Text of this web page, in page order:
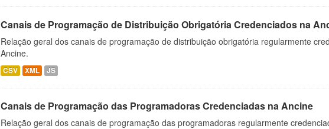
Canais de Programação de Distribuição Obrigatória Credenciados na
Relação geral dos canais de programação de distribuição obrigatória regularmente
Ancine.
CSV XML JS
Canais de Programação das Programadoras Credenciadas na Ancine
Relação geral dos canais de programação das programadoras regularmente